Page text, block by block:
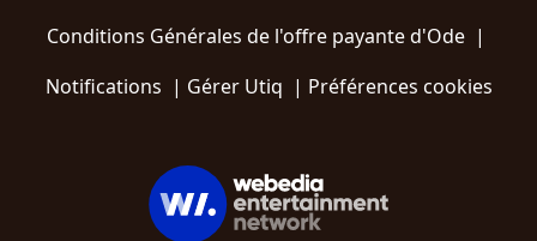
Conditions Générales de l'offre payante d'Ode |
Notifications | Gérer Utiq | Préférences cookies